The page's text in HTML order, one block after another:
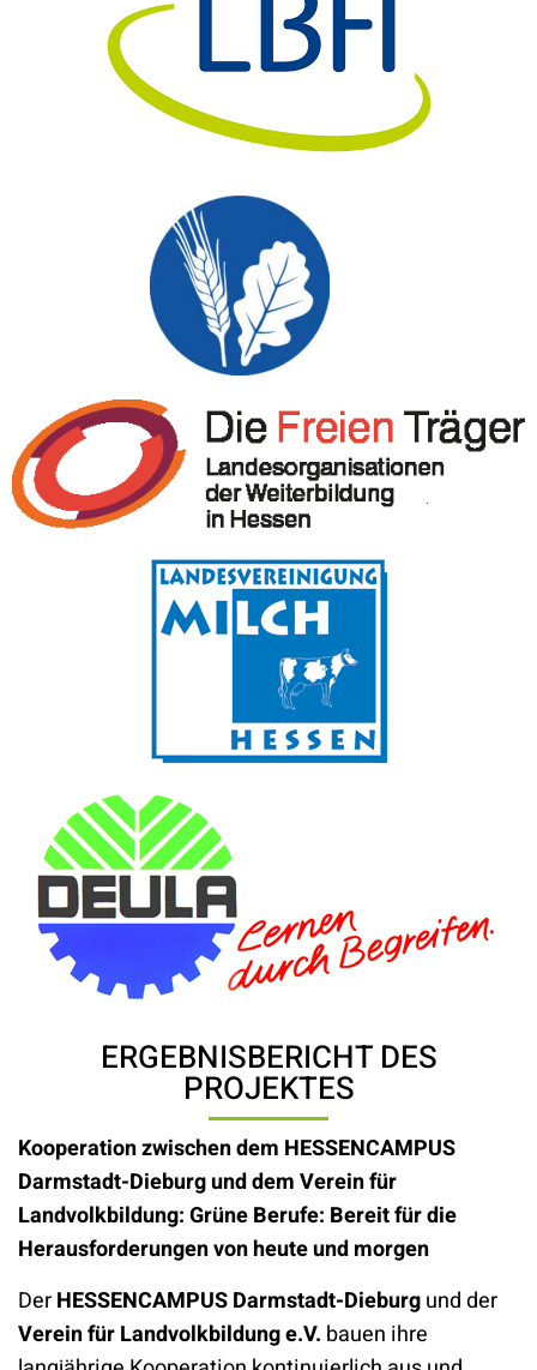
ERGEBNISBERICHT DES
PROJEKTES
Kooperation zwischen dem HESSENCAMPUS
Darmstadt-Dieburg und dem Verein für
Landvolkbildung: Grüne Berufe: Bereit für die
Herausforderungen von heute und morgen
DerHESSENCAMPUS Darmstadt-Dieburgund der
Verein für Landvolkbildung e.V. bauen ihre